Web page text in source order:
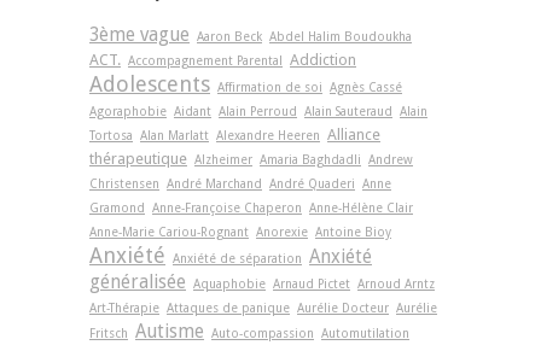
3ème vague Aaron Beck Abdel Halim Boudoukha
ACT. Accompagnement Parental Addiction
Adolescents Affirmation de soi Agnès Cassé
Agoraphobie Aidant Alain Perroud Alain Sauteraud
Alain
Tortosa Alan Marlatt Alexandre Heeren Alliance
thérapeutique Alzheimer Amaria Baghdadli Andrew
Christensen André Marchand André Quaderi Anne
Gramond
Anne-Françoise Chaperon Anne-Hélène Clair
Anne-Marie Cariou-Rognant Anorexie Antoine Bioy
Anxiété Anxiété de séparation Anxiété
généralisée Aquaphobie Arnaud Pictet Arnoud Arntz
Art-Thérapie Attaques de panique Aurélie Docteur Aurélie
Fritsch Autisme Auto-compassion Automutilation